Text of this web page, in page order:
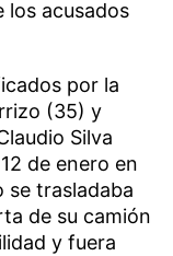
los acusados
por la
(35) y
Silva
de enero en
se trasladaba
de su camión
y fuera